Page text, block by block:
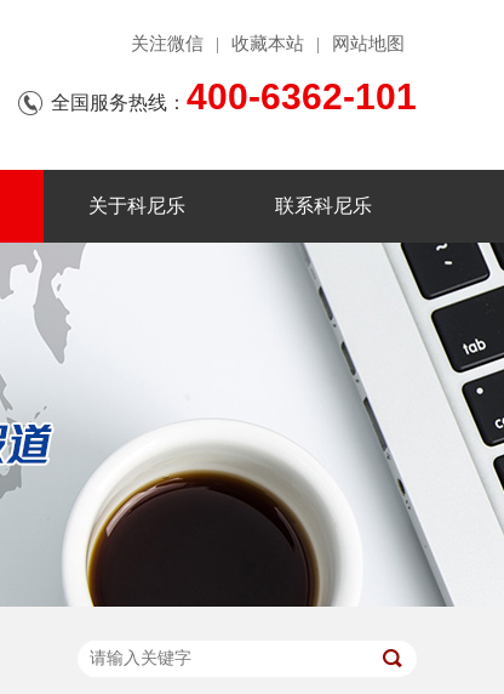
关注微信 收藏本站 网站地图
全国服务热线： 400-6362-101
关于科尼乐 联系科尼乐